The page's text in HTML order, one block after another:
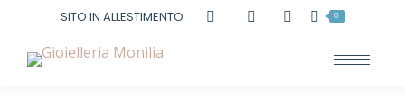
SITO IN ALLESTIMENTO Cerca: 0